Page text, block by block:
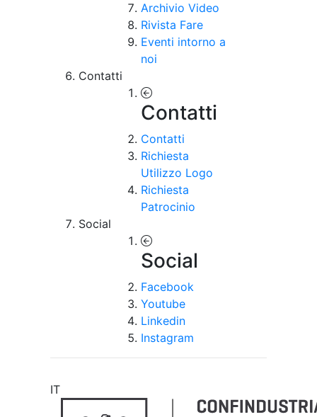
Archivio Video
Rivista Fare
Eventi intorno a
noi
Contatti
Contatti
Contatti
Richiesta
Utilizzo Logo
Richiesta
Patrocinio
Social
Social
Facebook
Youtube
Linkedin
Instagram
IT